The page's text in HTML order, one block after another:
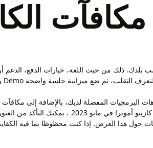
مكافآت
بلدك. ذلك من حيث اللغة، خيارات الدفع،
البرمجيات المفضلة لديك، بالإضافة إلى
الكبيرة ، لديك أزرار الدوران والتدوير
المعلومات حول هذا العرض. إذا كنت محظوظا بما